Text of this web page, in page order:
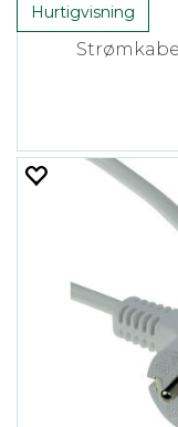
Hurtigvisning